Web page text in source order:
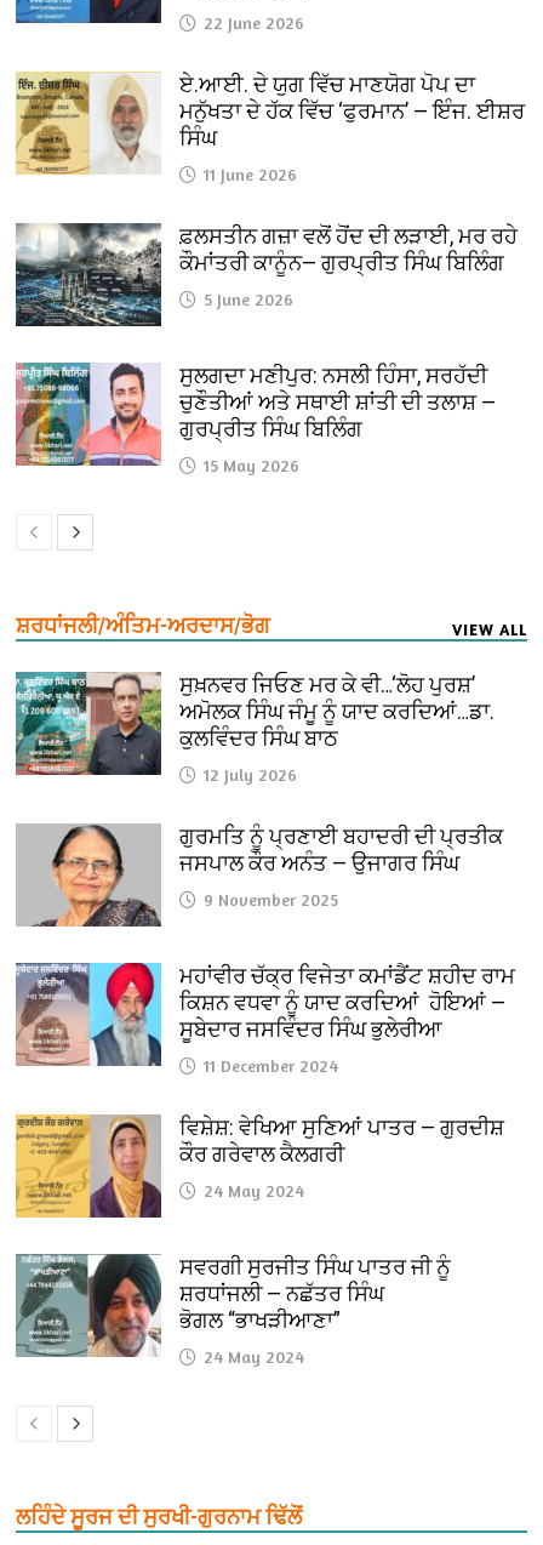
22 June 2026
ਏ.ਆਈ. ਦੇ ਯੁਗ ਵਿੱਚ ਮਾਣਯੋਗ ਪੋਪ ਦਾ
ਮਨੁੱਖਤਾ ਦੇ ਹੱਕ ਵਿੱਚ ‘ਫੁਰਮਾਨ’ — ਇੰਜ. ਈਸ਼ਰ
ਸਿੰਘ
11 June 2026
ਫ਼ਲਸਤੀਨ ਗਜ਼ਾ ਵਲੋਂ ਹੋਂਦ ਦੀ ਲੜਾਈ, ਮਰ ਰਹੇ
ਕੌਮਾਂਤਰੀ ਕਾਨੂੰਨ— ਗੁਰਪ੍ਰੀਤ ਸਿੰਘ ਬਿਲਿੰਗ
5 June 2026
ਸੁਲਗਦਾ ਮਣੀਪੁਰ: ਨਸਲੀ ਹਿੰਸਾ, ਸਰਹੱਦੀ
ਚੁਣੌਤੀਆਂ ਅਤੇ ਸਥਾਈ ਸ਼ਾਂਤੀ ਦੀ ਤਲਾਸ਼ —
ਗੁਰਪ੍ਰੀਤ ਸਿੰਘ ਬਿਲਿੰਗ
15 May 2026
ਸ਼ਰਧਾਂਜਲੀ/ਅੰਤਿਮ-ਅਰਦਾਸ/ਭੋਗ VIEW ALL
ਸੁਖ਼ਨਵਰ ਜਿਓਣ ਮਰ ਕੇ ਵੀ…‘ਲੋਹ ਪੁਰਸ਼’
ਅਮੋਲਕ ਸਿੰਘ ਜੰਮੂ ਨੂੰ ਯਾਦ ਕਰਦਿਆਂ…ਡਾ.
ਕੁਲਵਿੰਦਰ ਸਿੰਘ ਬਾਠ
12 July 2026
ਗੁਰਮਤਿ ਨੂੰ ਪ੍ਰਣਾਈ ਬਹਾਦਰੀ ਦੀ ਪ੍ਰਤੀਕ
ਜਸਪਾਲ ਕੌਰ ਅਨੰਤ — ਉਜਾਗਰ ਸਿੰਘ
9 November 2025
ਮਹਾਂਵੀਰ ਚੱਕ੍ਰ ਵਿਜੇਤਾ ਕਮਾਂਡੈਂਟ ਸ਼ਹੀਦ ਰਾਮ
ਕਿਸ਼ਨ ਵਧਵਾ ਨੂੰ ਯਾਦ ਕਰਦਿਆਂ ਹੋਇਆਂ —
ਸੂਬੇਦਾਰ ਜਸਵਿੰਦਰ ਸਿੰਘ ਭੁਲੇਰੀਆ
11 December 2024
ਵਿਸ਼ੇਸ਼: ਵੇਖਿਆ ਸੁਣਿਆਂ ਪਾਤਰ — ਗੁਰਦੀਸ਼
ਕੌਰ ਗਰੇਵਾਲ ਕੈਲਗਰੀ
24 May 2024
ਸਵਰਗੀ ਸੁਰਜੀਤ ਸਿੰਘ ਪਾਤਰ ਜੀ ਨੂੰ
ਸ਼ਰਧਾਂਜਲੀ — ਨਛੱਤਰ ਸਿੰਘ
ਭੋਗਲ “ਭਾਖੜੀਆਣਾ”
24 May 2024
ਲਹਿੰਦੇ ਸੂਰਜ ਦੀ ਸੁਰਖੀ-ਗੁਰਨਾਮ ਢਿੱਲੋਂ